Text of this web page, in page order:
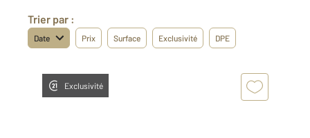
Trier par :
Date Prix Surface Exclusivité DPE
Exclusivité